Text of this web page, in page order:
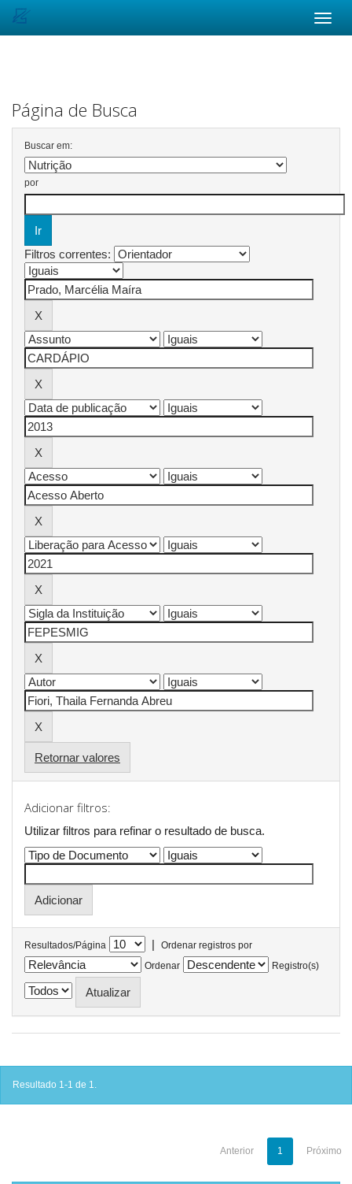
Página de Busca
Buscar em:
por
Filtros correntes:
Retornar valores
Adicionar filtros:
Utilizar filtros para refinar o resultado de busca.
Resultados/Página |
Ordenar registros por
Ordenar
Registro(s)
Resultado 1-1 de 1.
Anterior 1 Próximo